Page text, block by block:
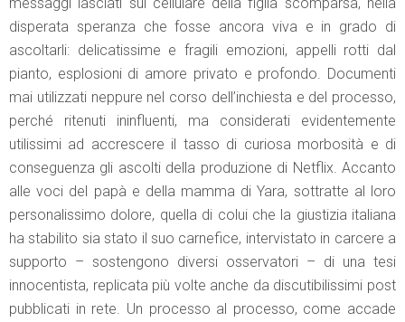
disperata speranza che fosse ancora viva e in grado di
ascoltarli: delicatissime e fragili emozioni, appelli rotti dal
pianto, esplosioni di amore privato e profondo. Documenti
mai utilizzati neppure nel corso dell’inchiesta e del processo,
perché ritenuti ininfluenti, ma considerati evidentemente
utilissimi ad accrescere il tasso di curiosa morbosità e di
conseguenza gli ascolti della produzione di Netflix. Accanto
alle voci del papà e della mamma di Yara, sottratte al loro
personalissimo dolore, quella di colui che la giustizia italiana
ha stabilito sia stato il suo carnefice, intervistato in carcere a
supporto – sostengono diversi osservatori – di una tesi
innocentista, replicata più volte anche da discutibilissimi post
pubblicati in rete. Un processo al processo, come accade